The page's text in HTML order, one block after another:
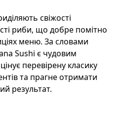
свіжості
риби, що добре помітно
меню. За словами
Sushi є чудовим
перевірену класику
та прагне отримати
результат.